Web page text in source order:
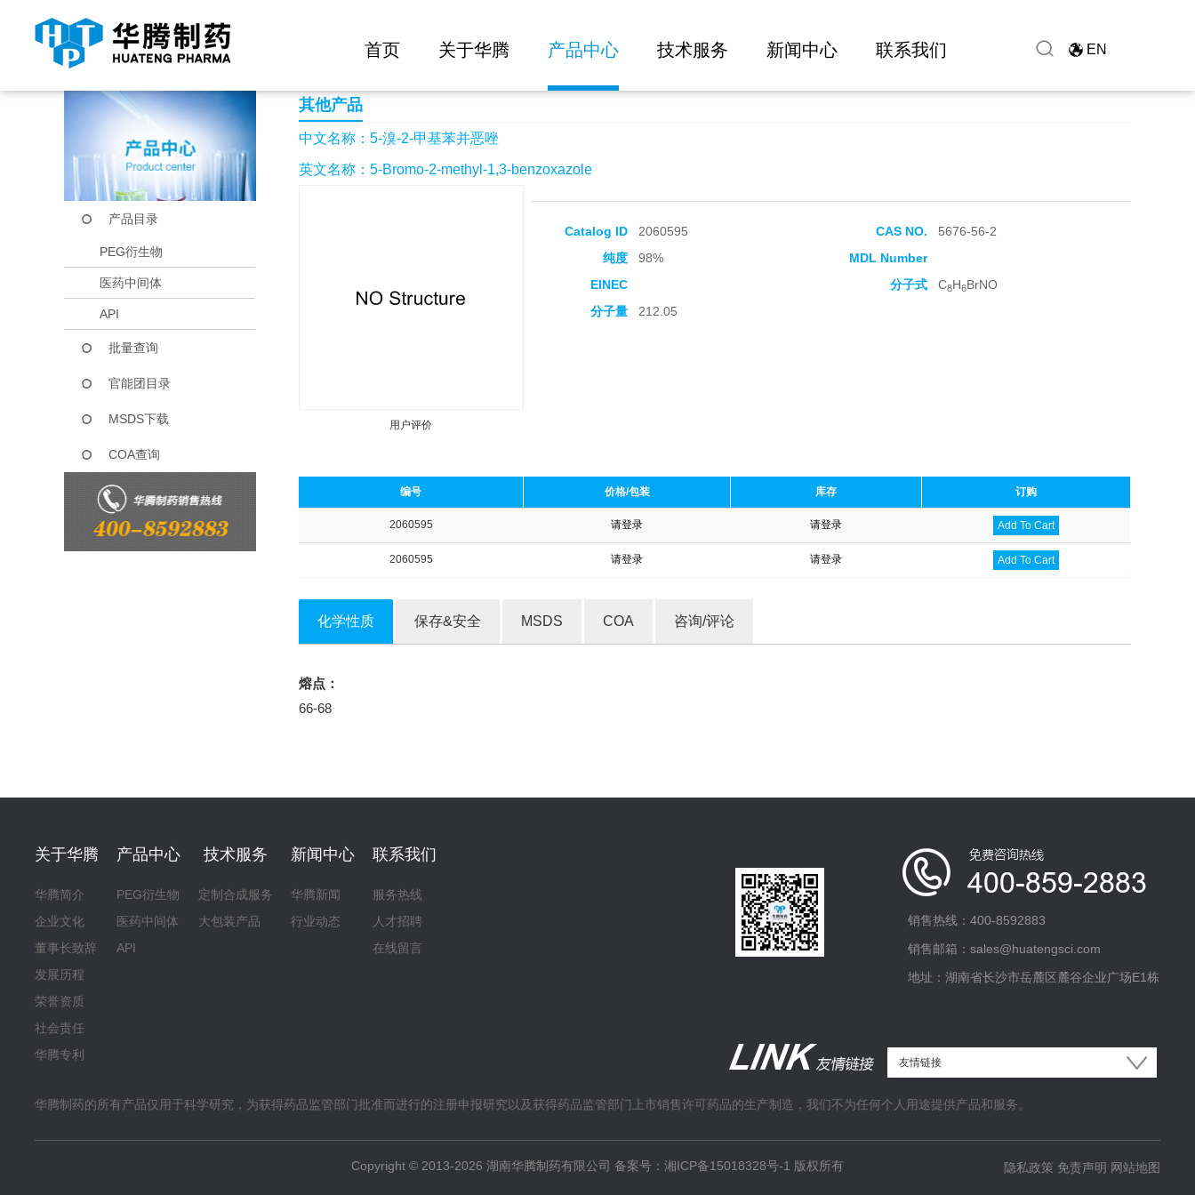
首页 关于华腾 产品中心 技术服务 新闻中心 联系我们 EN
当前位置： 首页 产品中心 5-溴-2-甲基苯并恶唑
产品目录
PEG衍生物
医药中间体
API
批量查询
官能团目录
MSDS下载
COA查询
其他产品
中文名称：5-溴-2-甲基苯并恶唑
英文名称：5-Bromo-2-methyl-1,3-benzoxazole
用户评价
收藏产品
Catalog ID 2060595 CAS NO.
5676-56-2
纯度
98%
MDL Number
EINEC
分子式 C8H6BrNO
分子量
212.05
编号 价格/包装 库存 订购
2060595 请登录 请登录 Add To Cart
2060595 请登录 请登录 Add To Cart
化学性质 保存&安全 MSDS COA 咨询/评论
熔点：
66-68
关于华腾
华腾简介
企业文化
董事长致辞
发展历程
荣誉资质
社会责任
华腾专利
产品中心
PEG衍生物
医药中间体
API
技术服务
定制合成服务
大包装产品
新闻中心
华腾新闻
行业动态
联系我们
服务热线
人才招聘
在线留言
销售热线：400-8592883
销售邮箱：sales@huatengsci.com
地址：湖南省长沙市岳麓区麓谷企业广场E1栋
华腾制药的所有产品仅用于科学研究，为获得药品监管部门批准而进行的注册申报研究以及获得药品监管部门上市销售许可药品的生产制造，我们不为任何个人用途提供产品和服务。
Copyright © 2013-2026 湖南华腾制药有限公司 备案号： 湘ICP备15018328号-1 版权所有 隐私政策 免责声明 网站地图